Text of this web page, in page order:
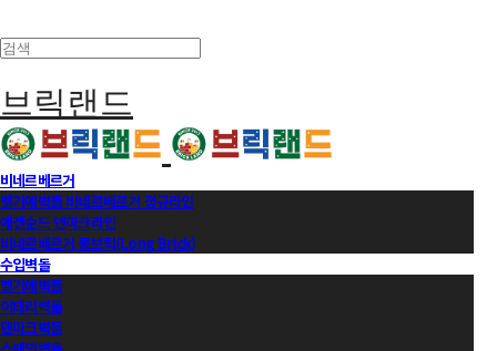
브릭랜드
비네르베르거
벨기에벽돌 비네르베르거 정규라인
에겐순드 덴마크라인
비네르베르거 롱브릭(Long Brick)
수입벽돌
벨기에벽돌
이태리벽돌
덴마크벽돌